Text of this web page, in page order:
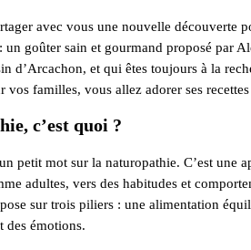
avec vous une nouvelle découverte
un goûter sain et gourmand proposé par
d’Arcachon, et qui êtes toujours à la
vos familles, vous allez adorer ses
c’est quoi ?
petit mot sur la naturopathie. C’est une
adultes, vers des habitudes et
sur trois piliers : une alimentation
des émotions.